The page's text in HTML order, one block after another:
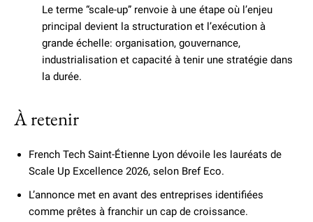
Le terme “scale-up” renvoie à une étape où l’enjeu
principal devient la structuration et l’exécution à
grande échelle: organisation, gouvernance,
industrialisation et capacité à tenir une stratégie dans
la durée.
À retenir
French Tech Saint-Étienne Lyon dévoile les lauréats de
Scale Up Excellence 2026, selon Bref Eco.
L’annonce met en avant des entreprises identifiées
comme prêtes à franchir un cap de croissance.